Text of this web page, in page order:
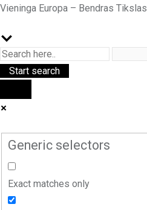
Vieninga Europa – Bendras Tikslas
Generic selectors
Exact matches only